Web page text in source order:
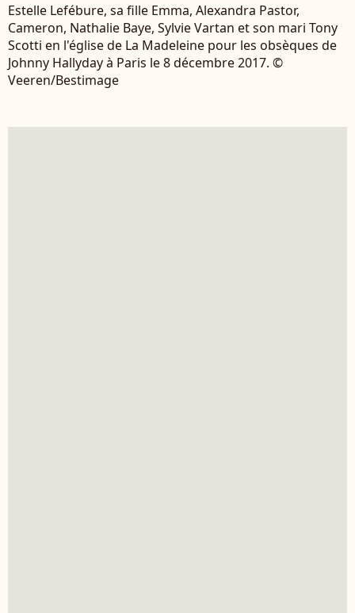
Estelle Lefébure, sa fille Emma, Alexandra Pastor,
Cameron, Nathalie Baye, Sylvie Vartan et son mari Tony
Scotti en l'église de La Madeleine pour les obsèques de
Johnny Hallyday à Paris le 8 décembre 2017. ©
Veeren/Bestimage